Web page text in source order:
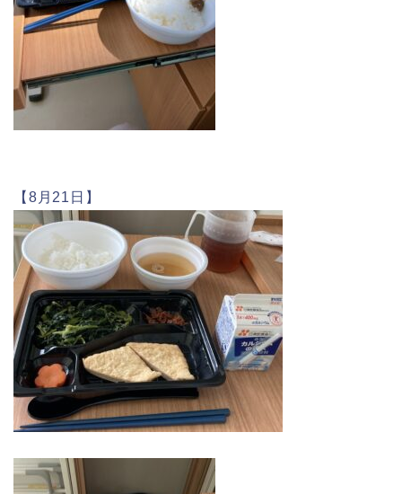
【8月21日】